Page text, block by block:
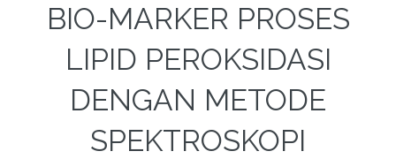
BIO-MARKER PROSES
LIPID PEROKSIDASI
DENGAN METODE
SPEKTROSKOPI